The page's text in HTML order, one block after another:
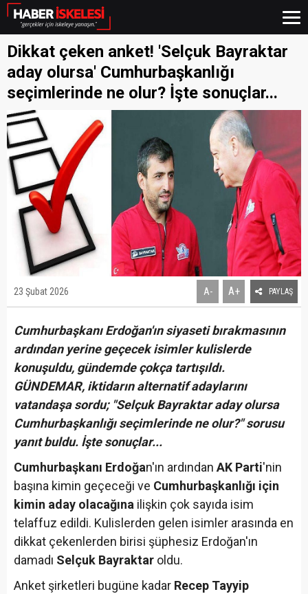
Dikkat çeken anket! 'Selçuk Bayraktar
aday olursa' Cumhurbaşkanlığı
seçimlerinde ne olur? İşte sonuçlar...
23 Şubat 2026 A- A+ PAYLAŞ
Cumhurbaşkanı Erdoğan'ın siyaseti bırakmasının
ardından yerine geçecek isimler kulislerde
konuşuldu, gündemde çokça tartışıldı.
GÜNDEMAR, iktidarın alternatif adaylarını
vatandaşa sordu; "Selçuk Bayraktar aday olursa
Cumhurbaşkanlığı seçimlerinde ne olur?" sorusu
yanıt buldu. İşte sonuçlar...
Cumhurbaşkanı Erdoğan'ın ardından AK Parti'nin
başına kimin geçeceği ve Cumhurbaşkanlığı için
kimin aday olacağına ilişkin çok sayıda isim
telaffuz edildi. Kulislerden gelen isimler arasında en
dikkat çekenlerden birisi şüphesiz Erdoğan'ın
damadı Selçuk Bayraktar oldu.
Anket şirketleri bugüne kadar Recep Tayyip